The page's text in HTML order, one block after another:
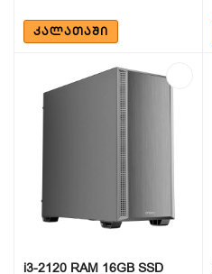
ᲙᲐᲚᲐᲗᲐᲨᲘ
i3-2120 RAM 16GB SSD